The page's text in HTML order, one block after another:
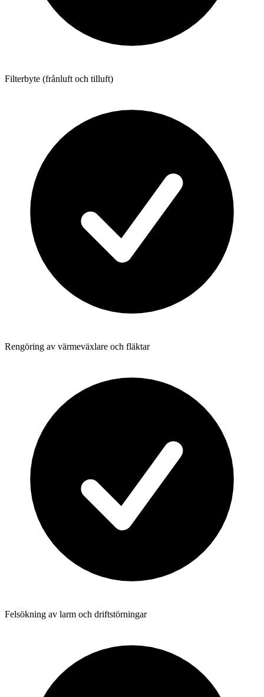
Filterbyte (frånluft och tilluft)
Rengöring av värmeväxlare och fläktar
Felsökning av larm och driftstörningar